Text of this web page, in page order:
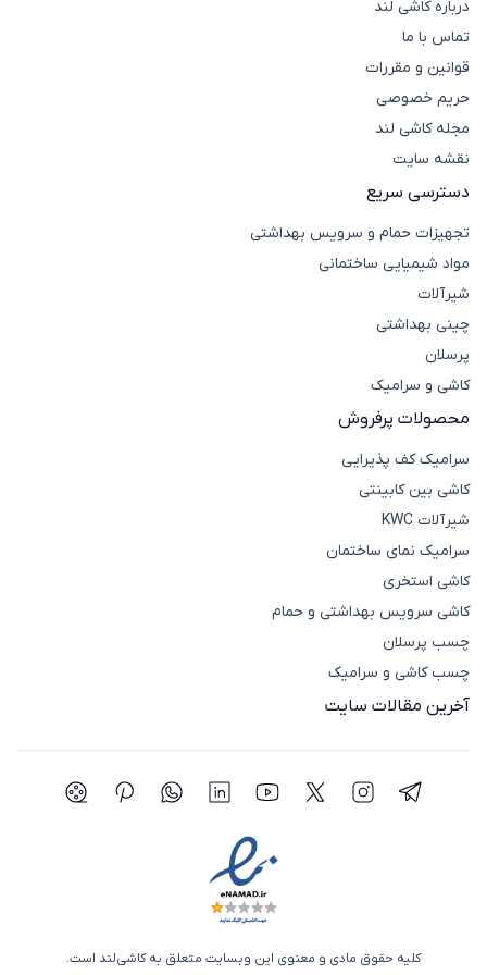
خصوصیات و مزایای توالت ایرانی تخت
هزینه‌ی کمتر
تمیزکاری آسان
مصرف آب کمتر
طراحی مینیمال و ساده
مناسب برای فضاهای کوچک
قیمت توالت ایرانی تخت
تولیدکننده، طراحی، مدل، ابعاد و محل تولید بستگی دارد و
متغیر است.
خرید توالت ایرانی تخت از کاشی لند
کاشی لندفروشگاه معتبری است که خرید محصولات
ساختمانی را با بهترین قیمت و با مشاوره رایگان برای شما
مهیا کرده است.
درباره کاشی لند
تماس با ما
قوانین و مقررات
حریم خصوصی
مجله کاشی لند
نقشه سایت
دسترسی سریع
تجهیزات حمام و سرویس بهداشتی
مواد شیمیایی ساختمانی
شیرآلات
چینی بهداشتی
پرسلان
کاشی و سرامیک
محصولات پرفروش
سرامیک کف پذیرایی
کاشی بین کابینتی
شیرآلات KWC
سرامیک نمای ساختمان
کاشی استخری
کاشی سرویس بهداشتی و حمام
چسب پرسلان
چسب کاشی و سرامیک
آخرین مقالات سایت
کلیه حقوق مادی و معنوی این وبسایت متعلق به کاشی‌لند است.
شبکه اجتماعی تلگرام
شبکه اجتماعی اینستاگرام
شبکه اجتماعی توییتر(ایکس)
شبکه اجتماعی یوتیوب
شبکه اجتماعی لینکدین
شبکه اجتماعی واتساپ
شبکه اجتماعی
شبکه